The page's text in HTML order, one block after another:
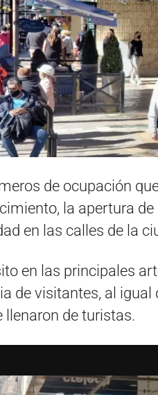
de ocupación
la apertura
en las calles de la
en las principales
de visitantes, al igual
llenaron de turistas.